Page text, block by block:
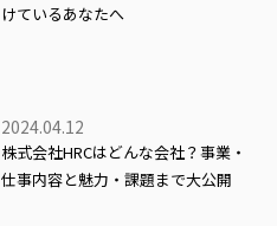
けているあなたへ
株式会社HRCはどんな会社？事業・
仕事内容と魅力・課題まで大公開
2024.04.12